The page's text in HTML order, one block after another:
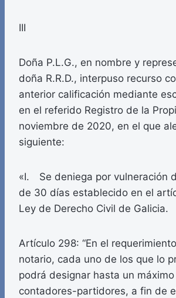
III
Doña P.L.G., en nombre y
doña R.R.D., interpuso recurso
anterior calificación mediante
en el referido Registro de la
noviembre de 2020, en el que
siguiente:
«I. Se deniega por vulneración
de 30 días establecido en el
Ley de Derecho Civil de Galicia.
Artículo 298: “En el
notario, cada uno de los que lo
podrá designar hasta un
contadores-partidores, a fin de